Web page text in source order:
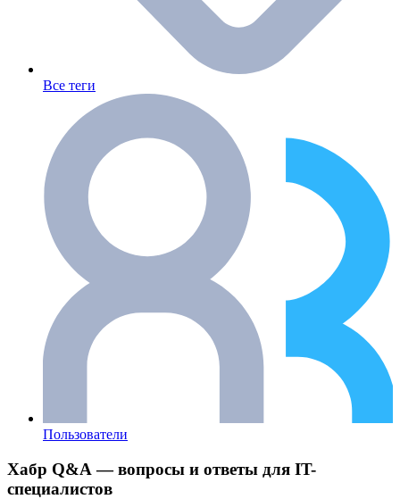
Все теги
Пользователи
Хабр Q&A — вопросы и ответы для IT-
специалистов